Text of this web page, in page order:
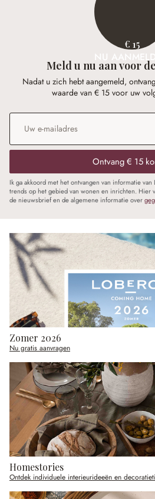
€ 15
NU
Meld u nu aan voor
Nadat u zich hebt aangemeld,
waarde van € 15 voor uw
E-mailadres*
Ontvang € 15
Ik ga akkoord met het ontvangen van informatie
trends op het gebied van wonen en inrichten. Hier
de nieuwsbrief en de algemene informatie over
Zomer 2026
Nu gratis aanvragen
Homestories
Ontdek individuele interieurideeën en